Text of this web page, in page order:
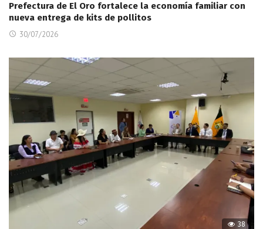
Prefectura de El Oro fortalece la economía familiar con
nueva entrega de kits de pollitos
30/07/2026
38